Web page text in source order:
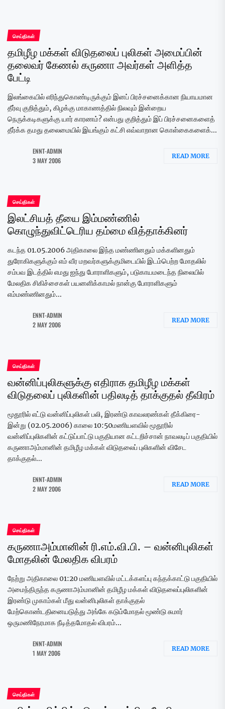
செய்திகள்
தமிழீழ மக்கள் விடுதலைப் புலிகள் அமைப்பின்
தலைவர் கேணல் கருணா அவர்கள் அளித்த
பேட்டி
இலங்கையில் எரிந்துகொண்டிருக்கும் இனப் பிரச்சனைக்கான நியாயமான
தீர்வு குறித்தும், கிழக்கு மாகாணத்தில் நிலவும் இன்றைய
நெருக்கடிகளுக்கு யார் காரணம்? என்பது குறித்தும் இப் பிரச்சனைகளைத்
தீர்க்க தமது தலைமையில் இயங்கும் கட்சி எவ்வாறான கொள்கைகளைக்...
ENNT-ADMIN
3 MAY 2006
READ MORE
செய்திகள்
இலட்சியத் தீயை இம்மண்ணில்
கொழுந்துவிட்டெரிய தம்மை வித்தாக்கினர்
கடந்த 01.05.2006 அதிகாலை இந்த மண்ணினதும் மக்களினதும்
துரோகிகளுக்கும் எம் வீர மறவர்களுக்குமிடையில் இடம்பெற்ற மோதலில்
சம்பவ இடத்தில் எமது ஐந்து போராளிகளும், படுகாயமடைந்த நிலையில்
மேலதிக சிகிச்சைகள் பயனளிக்காமல் நான்கு போராளிகளும்
எம்மண்ணினதும்...
ENNT-ADMIN
2 MAY 2006
READ MORE
செய்திகள்
வன்னிப்புலிகளுக்கு எதிராக தமிழீழ மக்கள்
விடுதலைப் புலிகளின் பதிலடித் தாக்குதல் தீவிரம்
மூதூரில் எட்டு வன்னிப்புலிகள் பலி, இரண்டு காவலரண்கள் தீக்கிரை-
இன்று (02.05.2006) காலை 10:50மணியளவில் மூதூரில்
வன்னிப்புலிகளின் கட்டுப்பாட்டு பகுதியான கட்டறிச்சான் நாவலடிப் பகுதியில்
கருணாஅம்மானின் தமிழீழ மக்கள் விடுதலைப் புலிகளின் விசேட
தாக்குதல்...
ENNT-ADMIN
2 MAY 2006
READ MORE
செய்திகள்
கருணாஅம்மானின் ரி.எம்.வி.பி. – வன்னிபுலிகள்
மோதலின் மேலதிக விபரம்
நேற்று அதிகாலை 01:20 மணியளவில் மட்டக்களப்பு கந்தக்காட்டு பகுதியில்
அமைந்திருந்த கருணாஅம்மானின் தமிழீழ மக்கள் விடுதலைப்புலிகளின்
இரண்டு முகாம்கள் மீது வன்னிபுலிகள் தாக்குதல்
மேற்கொண்டதினையடுத்து அங்கே கடும்மோதல் மூண்டு சுமார்
ஒருமணிநேரமாக நீடித்தமோதல் விபரம்...
ENNT-ADMIN
1 MAY 2006
READ MORE
செய்திகள்